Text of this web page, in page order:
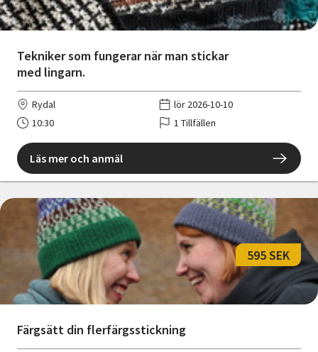
Tekniker som fungerar när man stickar
med lingarn.
Rydal
lör 2026-10-10
10:30
1 Tillfällen
Läs mer och anmäl
Färgsätt din flerfärgsstickning
595 SEK